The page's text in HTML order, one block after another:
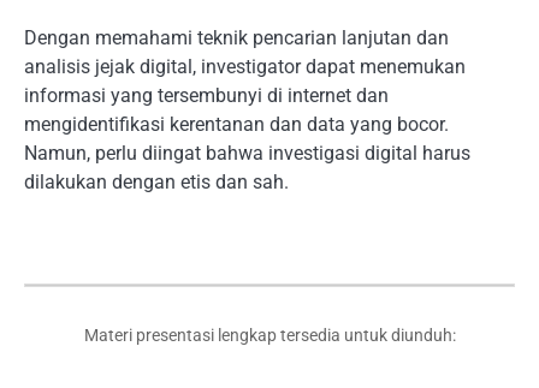
Dengan memahami teknik pencarian lanjutan dan
analisis jejak digital, investigator dapat menemukan
informasi yang tersembunyi di internet dan
mengidentifikasi kerentanan dan data yang bocor.
Namun, perlu diingat bahwa investigasi digital harus
dilakukan dengan etis dan sah.
Materi presentasi lengkap tersedia untuk diunduh: